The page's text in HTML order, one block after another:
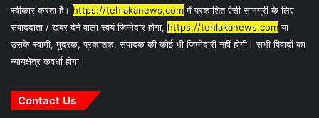
स्वीकार करता है। https://tehlakanews,comमें प्रकाशित ऐसी सामग्री के लिए
संवाददाता / खबर देने वाला स्वयं जिम्मेदार होगा, https://tehlakanews,comया
उसके स्वामी, मुद्रक, प्रकाशक, संपादक की कोई भी जिम्मेदारी नहीं होगी। सभी विवादों का
न्यायक्षेत्र कवर्धा होगा।
Contact Us